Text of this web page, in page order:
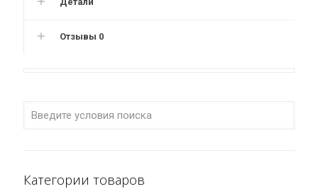
Отзывы 0
Категории товаров